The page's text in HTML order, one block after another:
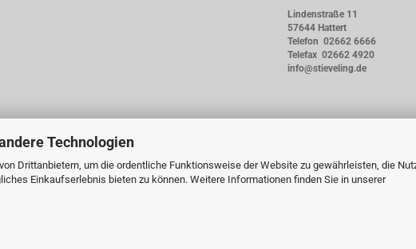
Technologien
Drittanbietern, um die ordentliche Funktionsweise der Website zu gewährleisten, die
Einkaufserlebnis bieten zu können. Weitere Informationen finden Sie in unserer
Lindenstraße 11
57644 Hattert
Telefon 02662 6666
Telefax 02662 4920
info@stieveling.de